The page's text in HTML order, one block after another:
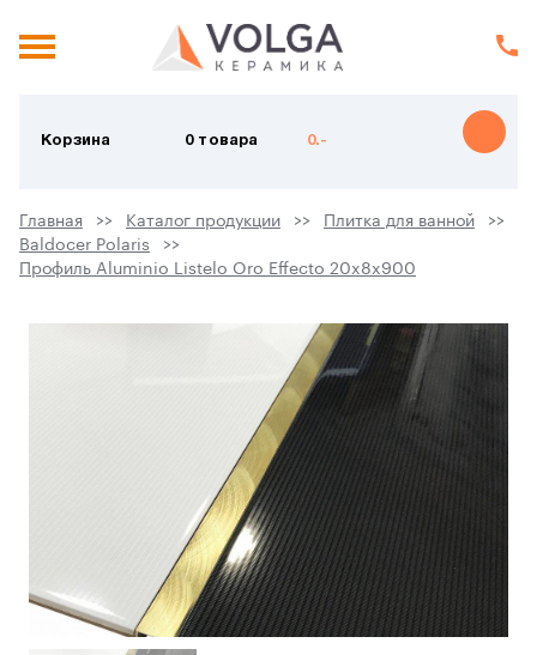
Корзина 0 товара 0.-
Главная Каталог продукции
Плитка для ванной
Baldocer Polaris
Профиль Aluminio Listelo Oro Effecto 20x8x900